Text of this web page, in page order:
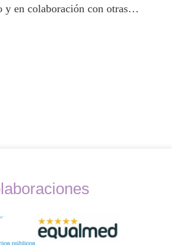
y en colaboración con otras…